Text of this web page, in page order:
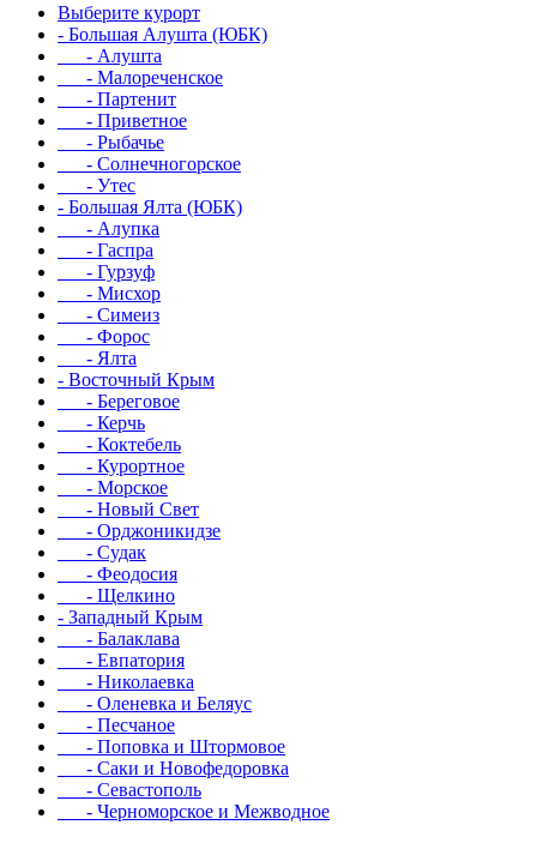
Выберите курорт
- Большая Алушта (ЮБК)
- Алушта
- Малореченское
- Партенит
- Приветное
- Рыбачье
- Солнечногорское
- Утес
- Большая Ялта (ЮБК)
- Алупка
- Гаспра
- Гурзуф
- Мисхор
- Симеиз
- Форос
- Ялта
- Восточный Крым
- Береговое
- Керчь
- Коктебель
- Курортное
- Морское
- Новый Свет
- Орджоникидзе
- Судак
- Феодосия
- Щелкино
- Западный Крым
- Балаклава
- Евпатория
- Николаевка
- Оленевка и Беляус
- Песчаное
- Поповка и Штормовое
- Саки и Новофедоровка
- Севастополь
- Черноморское и Межводное